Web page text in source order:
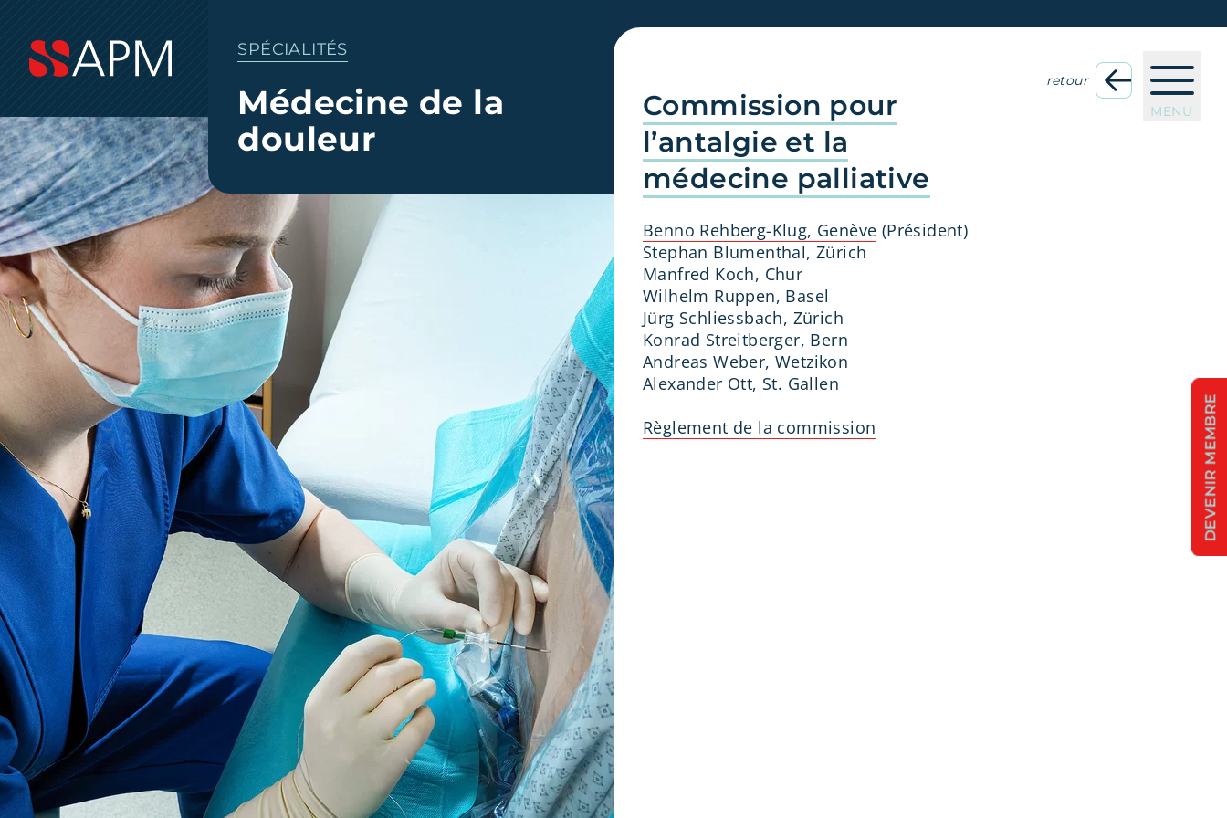
SPÉCIALITÉS
Médecine de la
douleur
DEVENIR MEMBRE
MENU
retour
Commission pour
l’antalgie et la
médecine palliative
Benno Rehberg-Klug, Genève (Président)
Stephan Blumenthal, Zürich
Manfred Koch, Chur
Wilhelm Ruppen, Basel
Jürg Schliessbach, Zürich
Konrad Streitberger, Bern
Andreas Weber, Wetzikon
Alexander Ott, St. Gallen
Règlement de la commission